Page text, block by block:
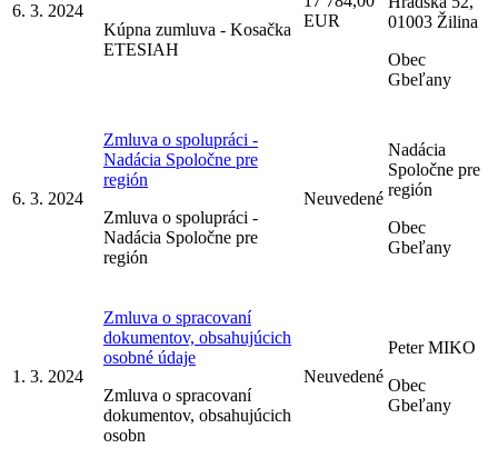
6. 3. 2024
Kúpna zumluva - Kosačka
ETESIAH
EUR
01003 Žilina
Obec
Gbeľany
6. 3. 2024
Zmluva o spolupráci -
Nadácia Spoločne pre
región
Zmluva o spolupráci -
Nadácia Spoločne pre
región
Neuvedené
Nadácia
Spoločne pre
región
Obec
Gbeľany
1. 3. 2024
Zmluva o spracovaní
dokumentov, obsahujúcich
osobné údaje
Zmluva o spracovaní
dokumentov, obsahujúcich
osobn
Neuvedené
Peter MIKO
Obec
Gbeľany